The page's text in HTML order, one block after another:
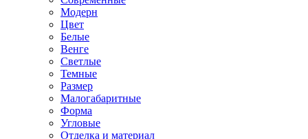
Модерн
Цвет
Белые
Венге
Светлые
Темные
Размер
Малогабаритные
Форма
Угловые
Отделка и материал